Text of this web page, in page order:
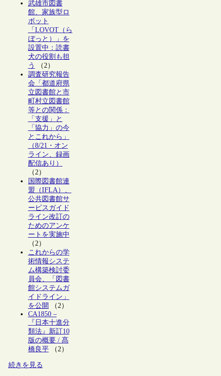
武雄市図書
館、家族型ロ
ボット
「LOVOT（ら
ぼっと）」を
設置中：読書
犬の役割も担
う
（2）
調査研究報告
会「都道府県
立図書館と市
町村立図書館
等との関係：
「支援」と
「協力」の今
とこれから」
（8/21・オン
ライン、録画
配信あり）
（2）
国際図書館連
盟（IFLA）、
公共図書館サ
ービスガイド
ライン改訂の
ためのアンケ
ートを実施中
（2）
これからの学
術情報システ
ム構築検討委
員会、「図書
館システムガ
イドライン」
を公開
（2）
CA1850 –
『日本十進分
類法』新訂10
版の概要 / 髙
橋良平（2）
続きを見る